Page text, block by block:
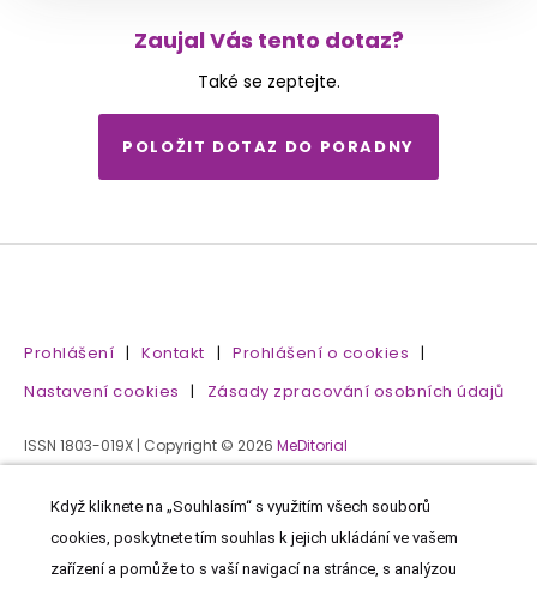
Zaujal Vás tento dotaz?
Také se zeptejte.
POLOŽIT DOTAZ DO PORADNY
Prohlášení | Kontakt | Prohlášení o cookies |
Nastavení cookies | Zásady zpracování osobních údajů
ISSN 1803-019X | Copyright © 2026 MeDitorial
Když kliknete na „Souhlasím“ s využitím všech souborů
cookies, poskytnete tím souhlas k jejich ukládání ve vašem
zařízení a pomůže to s vaší navigací na stránce, s analýzou